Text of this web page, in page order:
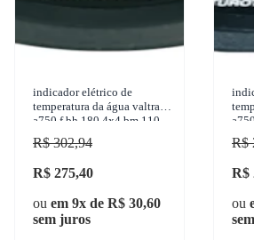
indicador elétrico de
temperatura da água valtra
a750 f bh 180 4x4 bm 110
4x4 785c 4x4 785c 4x2
1985-2017 turotest - 300
R$ 302,94
R$ 275,40
ou em 9x de R$ 30,60
sem juros
R$
R$
ou